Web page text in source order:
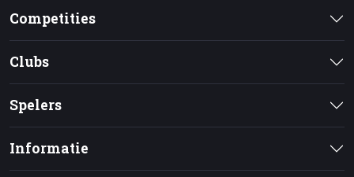
Competities
Clubs
Spelers
Informatie